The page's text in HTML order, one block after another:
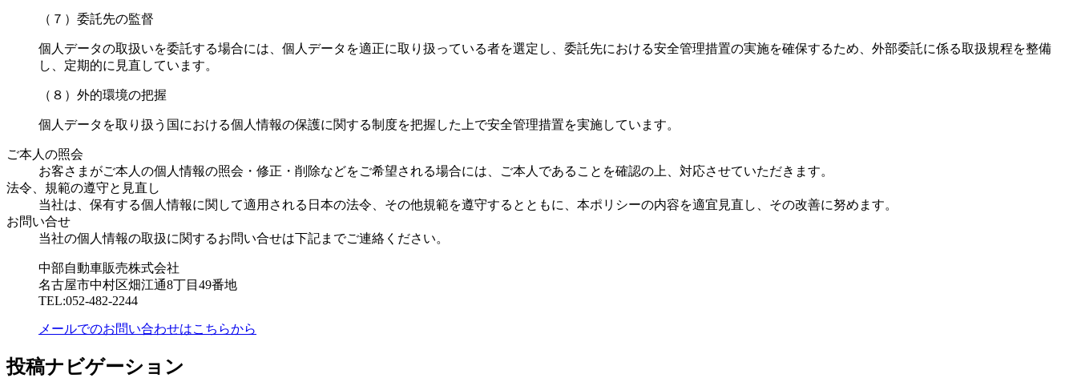
（７）委託先の監督
個人データの取扱いを委託する場合には、個人データを適正に取り扱っている者を選定し、委託先における安全管理措置の実施を確保するため、外部委託に係る取扱規程を整備
し、定期的に見直しています。
（８）外的環境の把握
個人データを取り扱う国における個人情報の保護に関する制度を把握した上で安全管理措置を実施しています。
ご本人の照会
お客さまがご本人の個人情報の照会・修正・削除などをご希望される場合には、ご本人であることを確認の上、対応させていただきます。
法令、規範の遵守と見直し
当社は、保有する個人情報に関して適用される日本の法令、その他規範を遵守するとともに、本ポリシーの内容を適宜見直し、その改善に努めます。
お問い合せ
当社の個人情報の取扱に関するお問い合せは下記までご連絡ください。
中部自動車販売株式会社
名古屋市中村区畑江通8丁目49番地
TEL:052-482-2244
メールでのお問い合わせはこちらから
投稿ナビゲーション